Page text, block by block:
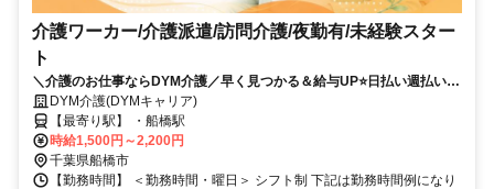
介護ワーカー/介護派遣/訪問介護/夜勤有/未経験スター
ト
＼介護のお仕事ならDYM介護／早く見つかる＆給与UP⭐️日払い週払い
OK⭐️希望シフトで無理なく働ける✨
DYM介護(DYMキャリア)
【最寄り駅】 ・船橋駅
時給1,500円～2,200円
千葉県船橋市
【勤務時間】 ＜勤務時間・曜日＞ シフト制 下記は勤務時間例になり